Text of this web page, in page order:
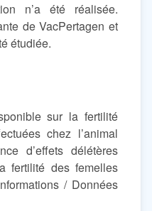
n’a été réalisée.
de VacPertagen et
étudiée.
sur la fertilité
chez l’animal
d’effets délétères
fertilité des femelles
/ Données